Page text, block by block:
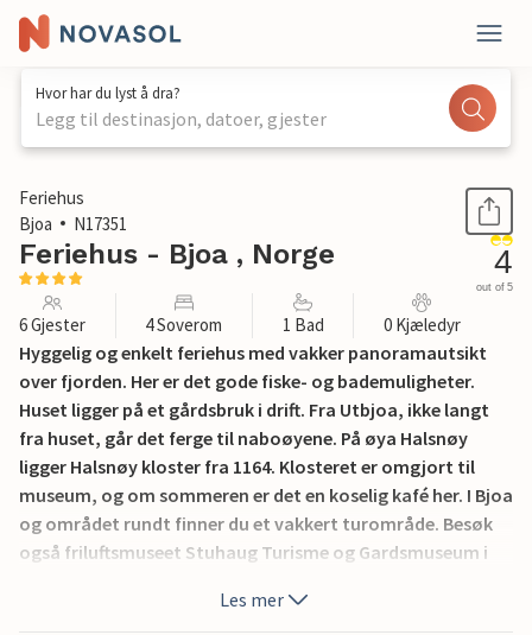
Hvor har du lyst å dra?
Legg til destinasjon, datoer, gjester
1 / 11
Feriehus
Bjoa
N17351
Feriehus - Bjoa , Norge 4
out of 5
6 Gjester 4 Soverom 1 Bad 0 Kjæledyr
Hyggelig og enkelt feriehus med vakker panoramautsikt
over fjorden. Her er det gode fiske- og bademuligheter.
Huset ligger på et gårdsbruk i drift. Fra Utbjoa, ikke langt
fra huset, går det ferge til naboøyene. På øya Halsnøy
ligger Halsnøy kloster fra 1164. Klosteret er omgjort til
museum, og om sommeren er det en koselig kafé her. I Bjoa
og området rundt finner du et vakkert turområde. Besøk
også friluftsmuseet Stuhaug Turisme og Gardsmuseum i
gravhauger fra bronsealderen.
Les mer